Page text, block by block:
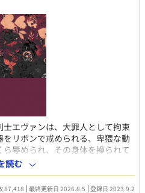
エヴァンは、大罪人として拘束
リボンで戒められる、卑猥な動
辱められ、その身体を操られて
ま魔法で快楽を押し付けられる
る思惑があり……。 表紙：湯弐さ
3989101）
読む
87,418 最終更新日 2026.8.5 登録日 2023.9.2